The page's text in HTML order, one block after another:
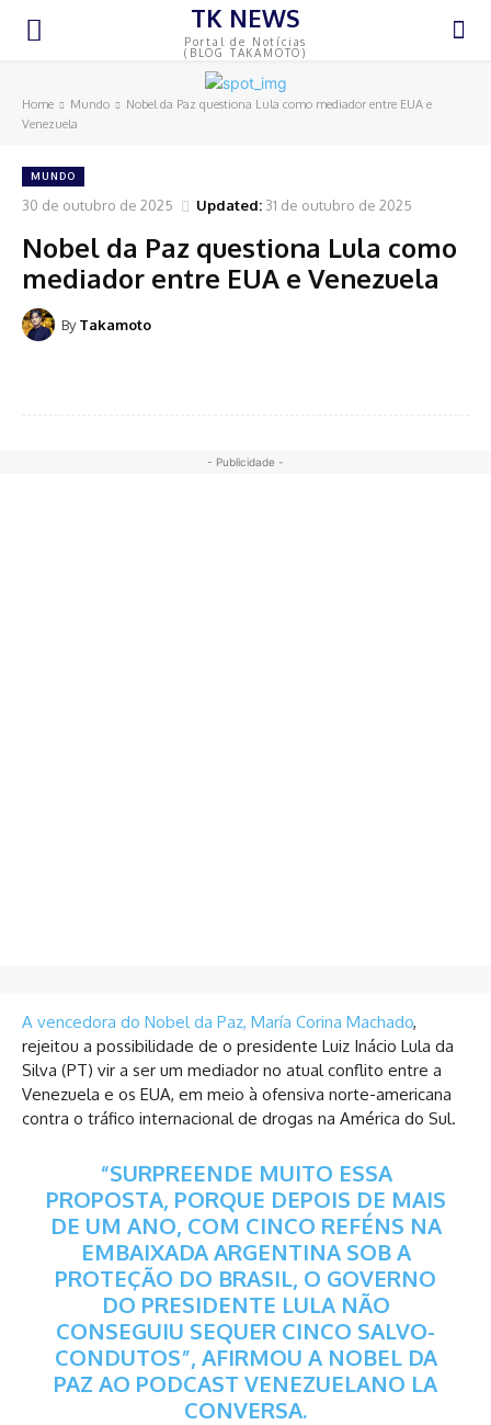
TK NEWS
Portal de Notícias
(BLOG TAKAMOTO)
Home Mundo
Nobel da Paz questiona Lula como mediador entre EUA e
Venezuela
MUNDO
30 de outubro de 2025 Updated: 31 de outubro de 2025
Nobel da Paz questiona Lula como
mediador entre EUA e Venezuela
By Takamoto
- Publicidade -
A vencedora do Nobel da Paz, María Corina Machado,
rejeitou a possibilidade de o presidente Luiz Inácio Lula da
Silva (PT) vir a ser um mediador no atual conflito entre a
Venezuela e os EUA, em meio à ofensiva norte-americana
contra o tráfico internacional de drogas na América do Sul.
“SURPREENDE MUITO ESSA
PROPOSTA, PORQUE DEPOIS DE MAIS
DE UM ANO, COM CINCO REFÉNS NA
EMBAIXADA ARGENTINA SOB A
PROTEÇÃO DO BRASIL, O GOVERNO
DO PRESIDENTE LULA NÃO
CONSEGUIU SEQUER CINCO SALVO-
CONDUTOS”, AFIRMOU A NOBEL DA
PAZ AO PODCAST VENEZUELANO LA
CONVERSA.